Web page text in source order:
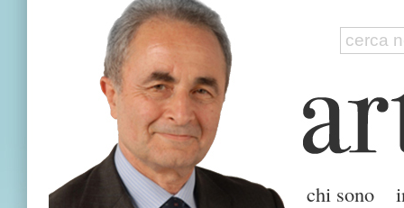
chi sono